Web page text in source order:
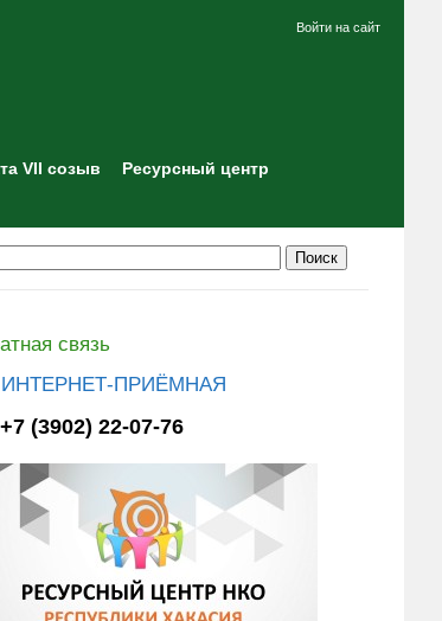
Войти на сайт
VII созыв
Ресурсный центр
связь
ИНТЕРНЕТ-ПРИЁМНАЯ
+7 (3902) 22-07-76